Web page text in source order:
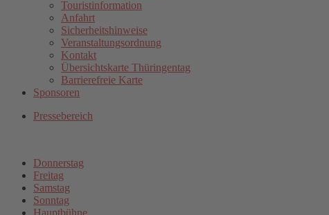
Touristinformation
Anfahrt
Sicherheitshinweise
Veranstaltungsordnung
Kontakt
Übersichtskarte Thüringentag
Barrierefreie Karte
Sponsoren
Pressebereich
Donnerstag
Freitag
Samstag
Sonntag
Hauptbühne